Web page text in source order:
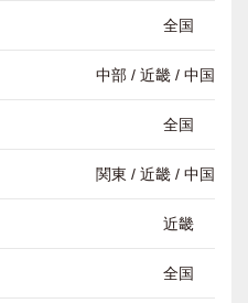
全国
中部 / 近畿 / 中国・
全国
関東 / 近畿 / 中国・
近畿
全国